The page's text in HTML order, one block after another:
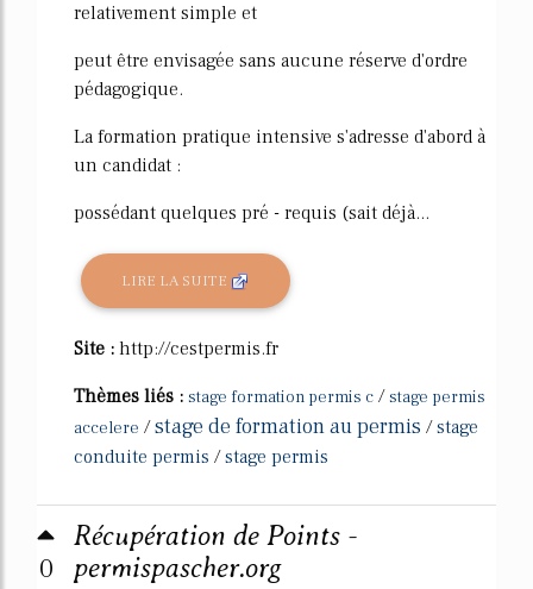
relativement simple et
peut être envisagée sans aucune réserve d'ordre
pédagogique.
La formation pratique intensive s'adresse d'abord à
un candidat :
possédant quelques pré - requis (sait déjà...
LIRE LA SUITE
Site : http://cestpermis.fr
Thèmes liés : stage formation permis c /stage permis
accelere /stage de formation au permis /stage
conduite permis /stage permis
0
Récupération de Points -
permispascher.org